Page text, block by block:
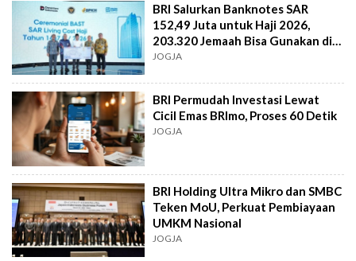
BRI Salurkan Banknotes SAR
152,49 Juta untuk Haji 2026,
203.320 Jemaah Bisa Gunakan di
Tanah Suci
JOGJA
BRI Permudah Investasi Lewat
Cicil Emas BRImo, Proses 60 Detik
JOGJA
BRI Holding Ultra Mikro dan SMBC
Teken MoU, Perkuat Pembiayaan
UMKM Nasional
JOGJA